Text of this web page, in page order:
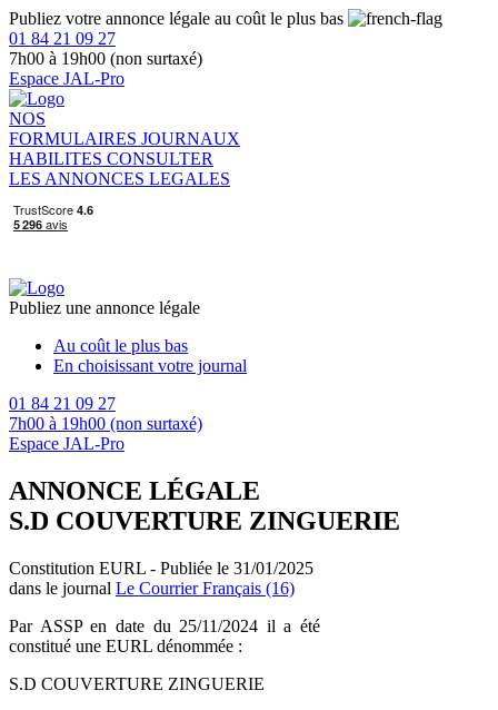
Publiez votre annonce légale au coût le plus bas
01 84 21 09 27
7h00 à 19h00 (non surtaxé)
Espace JAL-Pro
NOS
FORMULAIRES JOURNAUX
HABILITES CONSULTER
LES ANNONCES LEGALES
Publiez une annonce légale
Au coût le plus bas
En choisissant votre journal
01 84 21 09 27
7h00 à 19h00 (non surtaxé)
Espace JAL-Pro
ANNONCE LÉGALE
S.D COUVERTURE ZINGUERIE
Constitution EURL - Publiée le 31/01/2025
dans le journal Le Courrier Français (16)
Par ASSP en date du 25/11/2024 il a été
constitué une EURL dénommée :
S.D COUVERTURE ZINGUERIE